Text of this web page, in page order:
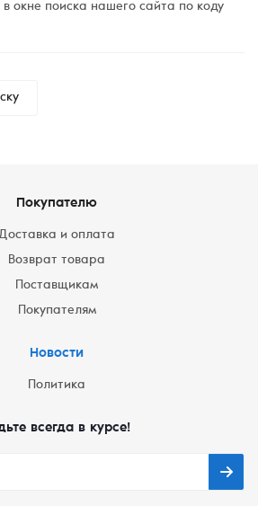
окне поиска нашего сайта по коду
Покупателю
и оплата
Возврат товара
Поставщикам
Покупателям
Новости
Политика
всегда в курсе!